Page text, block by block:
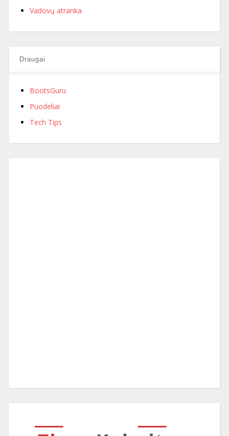
Vadovų atranka
Draugai
BootsGuru
Puodeliai
Tech Tips